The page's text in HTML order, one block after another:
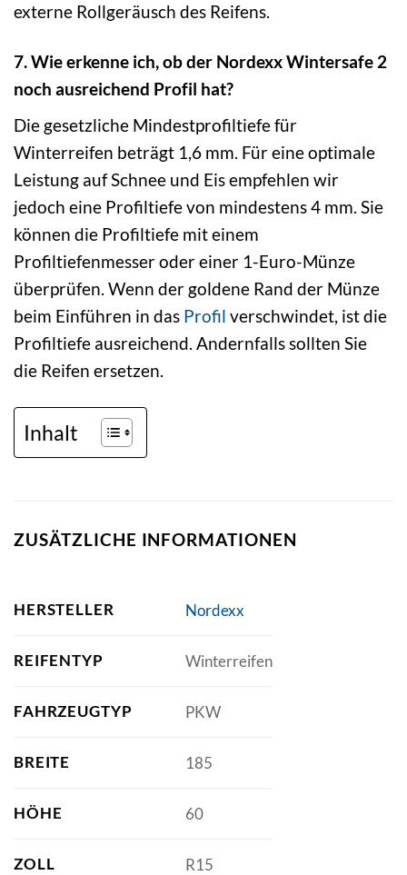
externe Rollgeräusch des Reifens.
7. Wie erkenne ich, ob der Nordexx Wintersafe 2
noch ausreichend Profil hat?
Die gesetzliche Mindestprofiltiefe für
Winterreifen beträgt 1,6 mm. Für eine optimale
Leistung auf Schnee und Eis empfehlen wir
jedoch eine Profiltiefe von mindestens 4 mm. Sie
können die Profiltiefe mit einem
Profiltiefenmesser oder einer 1-Euro-Münze
überprüfen. Wenn der goldene Rand der Münze
beim Einführen in das Profil verschwindet, ist die
Profiltiefe ausreichend. Andernfalls sollten Sie
die Reifen ersetzen.
Inhalt
ZUSÄTZLICHE INFORMATIONEN
HERSTELLER Nordexx
REIFENTYP Winterreifen
FAHRZEUGTYP PKW
BREITE 185
HÖHE 60
ZOLL R15